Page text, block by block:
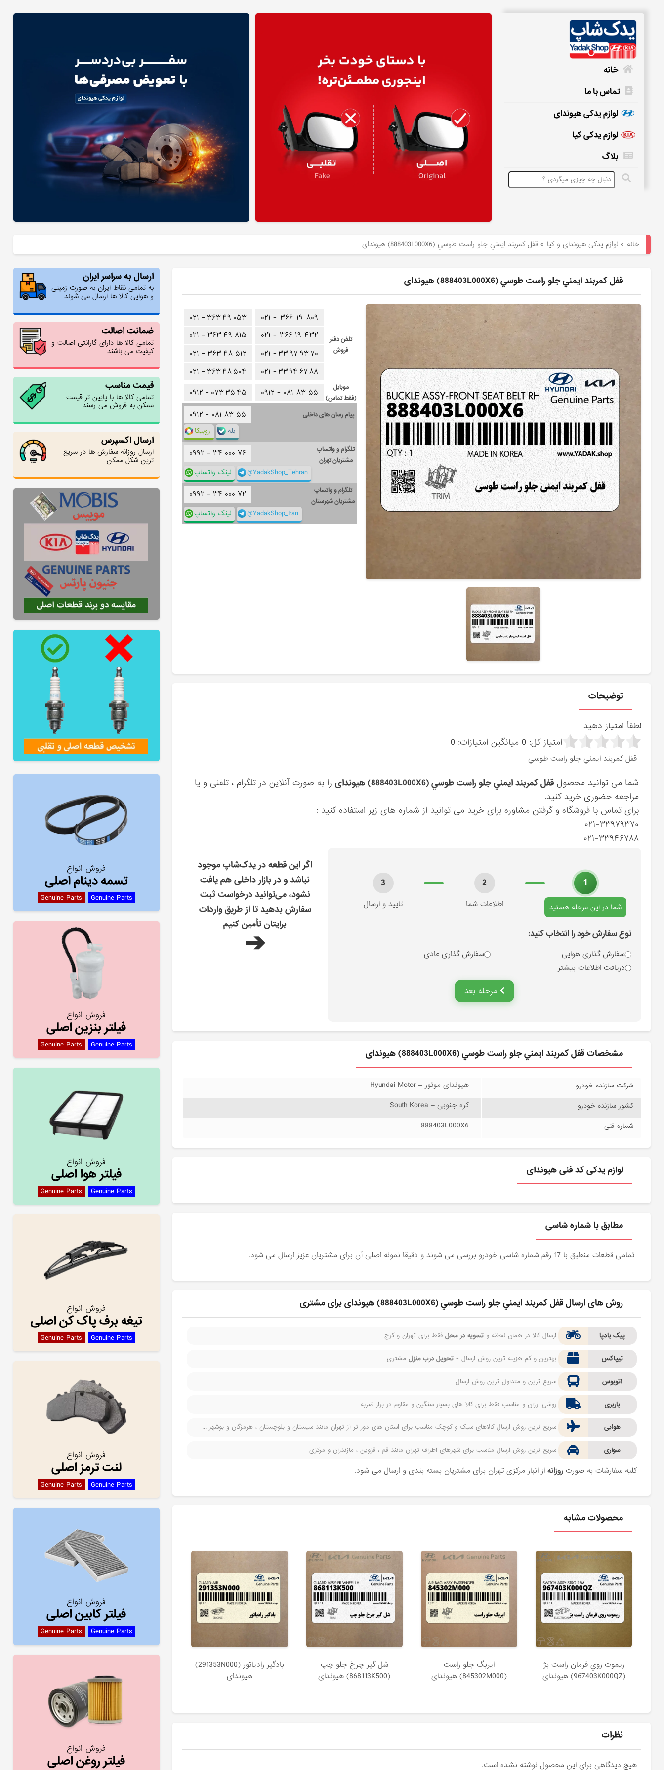
لوازم
خانه
تماس با ما
لوازم یدکی هیوندای
لوازم یدکی کیا
بلاگ
خانه »لوازم یدکی هیوندای و کیا »قفل كمربند ايمني جلو راست طوسي (888403L000X6) هیوندای
ارسال به سراسر ایران
به تمامی نقاط ایران به صورت زمینی
و هوایی کالا ها ارسال می شوند
ضمانت اصالت
تمامی کالا ها دارای گارانتی اصالت و
کیفیت می باشند
قیمت مناسب
تمامی کالا ها با پایین تر قیمت
ممکن به فروش می رسند
ارسال اکسپرس
ارسال روزانه سفارش ها در سریع
ترین شکل ممکن
قفل كمربند ايمني جلو راست طوسي (888403L000X6) هیوندای
تلفن دفتر
فروش
۰۲۱ - ۳۶۶ ۱۹ ۸۰۹
۰۲۱ - ۳۶۶ ۱۹ ۴۳۲
۰۲۱ -۳۳۹۷۹۳۷۰
۰۲۱ -۳۳۹۴ ۶۷۸۸
۰۲۱ - ۳۶۳۴۹ ۰۵۳
۰۲۱ - ۳۶۳ ۴۹ ۸۱۵
۰۲۱ - ۳۶۳ ۴۸ ۵۱۲
۰۲۱ - ۳۶۳۴۸۵۰۴
موبایل
(فقط تماس)
۰۹۱۲ - ۰۸۱ ۸۳ ۵۵ ۰۹۱۲ - ۰۷۳۳۵ ۴۵
پیام رسان های داخلی ۰۹۱۲ - ۰۸۱ ۸۳ ۵۵
روبیکا بله
تلگرام و واتساپ
مشتریان تهران
۰۹۹۲ - ۳۴ ۰۰۰ ۷۶
لینک واتساپ @YadakShop_Tehran
تلگرام و واتساپ
مشتریان شهرستان
۰۹۹۲ - ۳۴ ۰۰۰ ۷۲
لینک واتساپ @YadakShop_Iran
توضیحات
لطفاً امتیاز دهید
امتیاز کل: 0 میانگین امتیازات: 0
قفل كمربند ايمني جلو راست طوسي
شما می توانید محصولقفل كمربند ايمني جلو راست طوسي (888403L000X6) هیوندای
را به صورت آنلاین در تلگرام ، تلفنی و یا
مراجعه حضوری خرید کنید.
برای تماس با فروشگاه و گرفتن مشاوره برای خرید می توانید از شماره های زیر استفاده کنید :
۰۲۱-۳۳۹۷۹۳۷۰
۰۲۱-۳۳۹۴۶۷۸۸
اگر این قطعه در یدک‌شاپ موجود
نباشد و در بازار داخلی هم یافت
نشود، می‌توانید درخواست ثبت
سفارش بدهید تا از طریق واردات
برایتان تأمین کنیم
➔
1
انتخاب نوع سفارش
شما در این مرحله هستید
2
اطلاعات شما
3
تایید و ارسال
نوع سفارش خود را انتخاب کنید:
سفارش گذاری هوایی
سفارش گذاری عادی
دریافت اطلاعات بیشتر
مرحله بعد
مشخصات قفل كمربند ايمني جلو راست طوسي (888403L000X6) هیوندای
شرکت سازنده خودرو هیوندای موتور – Hyundai Motor
کشور سازنده خودرو کره جنوبی – South Korea
شماره فنی 888403L000X6
لوازم یدکی کد فنی هیوندای
مطابق با شماره شاسی
تمامی قطعات منطبق با 17 رقم شماره شاسی خودرو بررسی می شوند و دقیقا نمونه اصلی آن برای مشتریان عزیز ارسال می شود.
روش های ارسال قفل كمربند ايمني جلو راست طوسي (888403L000X6) هیوندای برای مشتری
پیک بادپا ارسال کالا در همان لحظه وتسویه در محل فقط برای تهران و کرج
تیپاکس بهترین و کم هزینه ترین روش ارسال -تحویل درب منزل مشتری
اتوبوس سریع ترین و متداول ترین روش ارسال
باربری روشی ارزان و مناسب فقط برای کالا های بسیار سنگین و مقاوم در برار ضربه
هوایی سریع ترین روش ارسال کالاهای سبک و کوچک مناسب برای استان های دور تر از تهران مانند سیستان و بلوچستان ، هرمزگان و بوشهر ...
سواری سریع ترین روش ارسال مناسب برای شهرهای اطراف تهران مانند قم ، قزوین ، مازندران و مرکزی
کلیه سفارشات به صورتروزانه از انبار مرکزی تهران برای مشتریان بسته بندی و ارسال می شود.
محصولات مشابه
ريموت روي فرمان راست بژ
(967403K000QZ) هیوندای
ايربگ جلو راست
(845302M000) هیوندای
شل گير چرخ جلو چپ
(868113K500) هیوندای
بادگير رادياتور (291353N000)
هیوندای
نظرات
هیچ دیدگاهی برای این محصول نوشته نشده است.
فروش انواع
تسمه دینام اصلی
Genuine Parts Genuine Parts
فروش انواع
فیلتر بنزین اصلی
Genuine Parts Genuine Parts
فروش انواع
فیلتر هوا اصلی
Genuine Parts Genuine Parts
فروش انواع
تیغه برف پاک کن اصلی
Genuine Parts Genuine Parts
فروش انواع
لنت ترمز اصلی
Genuine Parts Genuine Parts
فروش انواع
فیلتر کابین اصلی
Genuine Parts Genuine Parts
فروش انواع
فیلتر روغن اصلی